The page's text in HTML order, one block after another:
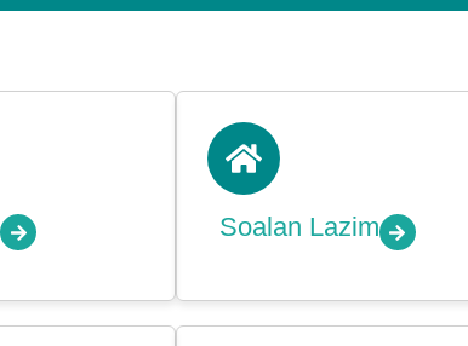
Soalan Lazim